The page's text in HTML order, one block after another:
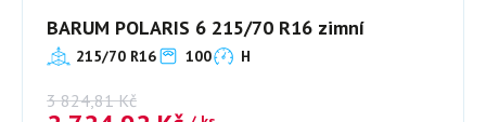
BARUM POLARIS 6 215/70 R16 zimní
215/70 R16 100 H
3 824,81 Kč